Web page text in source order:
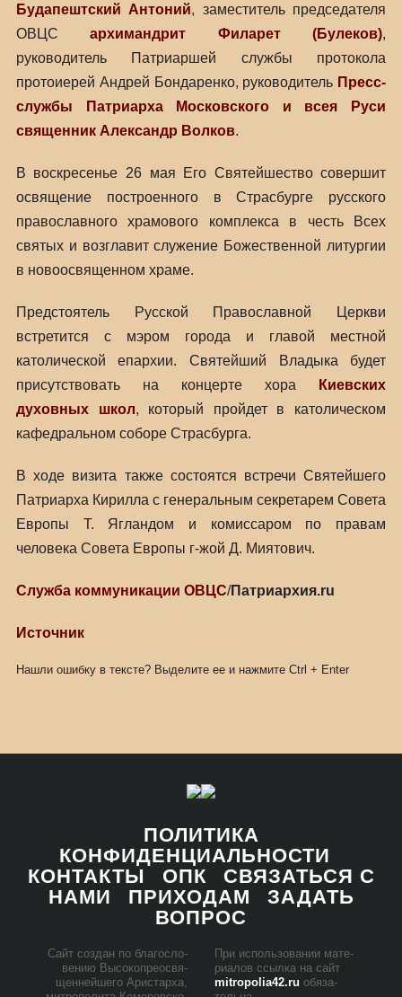
Будапештский Антоний, заместитель председателя
ОВЦСархимандрит Филарет (Булеков),
руководитель Патриаршей службы протокола
протоиерей Андрей Бондаренко, руководитель Пресс-
службы Патриарха Московского и всея Руси
священник Александр Волков.
В воскресенье 26 мая Его Святейшество совершит
освящение построенного в Страсбурге русского
православного храмового комплекса в честь Всех
cвятых и возглавит служение Божественной литургии
в новоосвященном храме.
Предстоятель Русской Православной Церкви
встретится с мэром города и главой местной
католической епархии. Святейший Владыка будет
присутствовать на концерте хора
Киевских
духовных школ, который пройдет в католическом
кафедральном соборе Страсбурга.
В ходе визита также состоятся встречи Святейшего
Патриарха Кирилла с генеральным секретарем Совета
Европы Т. Ягландом и комиссаром по правам
человека Совета Европы г-жой Д. Миятович.
Служба коммуникации ОВЦС/Патриархия.ru
Источник
Нашли ошибку в тексте? Выделите ее и нажмите Ctrl + Enter
ПОЛИТИКА
КОНФИДЕНЦИАЛЬНОСТИ
КОНТАКТЫ
ОПК
СВЯЗАТЬСЯ С
НАМИ
ПРИХОДАМ
ЗАДАТЬ
ВОПРОС
Сайт со­здан по бла­го­сло­
ве­нию Вы­со­ко­прео­свя­
щен­ней­ше­го Ари­стар­ха,
При ис­поль­зо­ва­нии ма­те­
ри­а­лов ссыл­ка на сайт
mitropolia42.ru обя­за­